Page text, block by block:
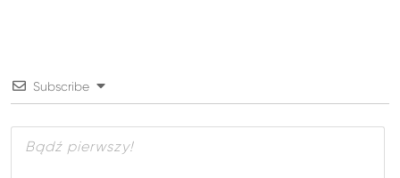
Subscribe